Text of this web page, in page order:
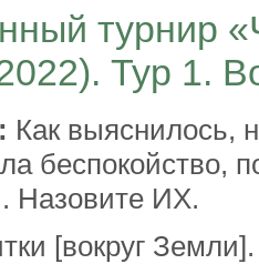
турнир
Тур 1.
: Как выяснилось,
беспокойство,
Назовите ИХ.
[вокруг Земли].